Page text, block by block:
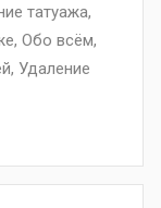
татуажа,
, Обо всём,
, Удаление